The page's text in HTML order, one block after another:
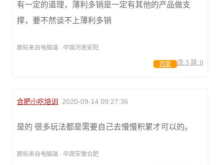
有一定的道理，薄利多销是一定有其他的产品做支
撑，要不然谈不上薄利多销
跟帖来自电脑端 · 中国河南安阳
顶: 5 踩: 0
回复
合肥小吃培训 2020-09-14 09:27:36
是的 很多玩法都是需要自己去慢慢积累才可以的。
跟帖来自电脑端 · 中国安徽合肥